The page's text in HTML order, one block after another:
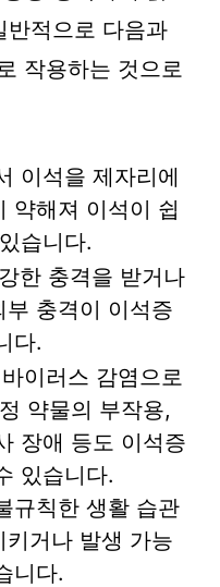
반적으로 다음과
작용하는 것으로
이석을 제자리에
약해져 이석이 쉽
습니다.
한 충격을 받거나
부 충격이 이석증
다.
바이러스 감염으로
약물의 부작용,
장애 등도 이석증
있습니다.
규칙한 생활 습관
거나 발생 가능
니다.